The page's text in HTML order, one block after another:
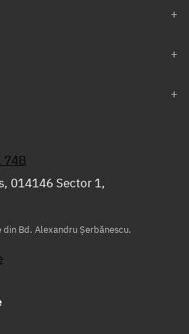
74B
014146 Sector 1,
Bd. Alexandru Șerbănescu.